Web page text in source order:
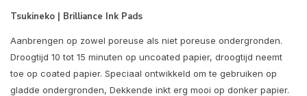
Tsukineko | Brilliance Ink Pads
Aanbrengen op zowel poreuse als niet poreuse ondergronden.
Droogtijd 10 tot 15 minuten op uncoated papier, droogtijd neemt
toe op coated papier. Speciaal ontwikkeld om te gebruiken op
gladde ondergronden, Dekkende inkt erg mooi op donker papier.